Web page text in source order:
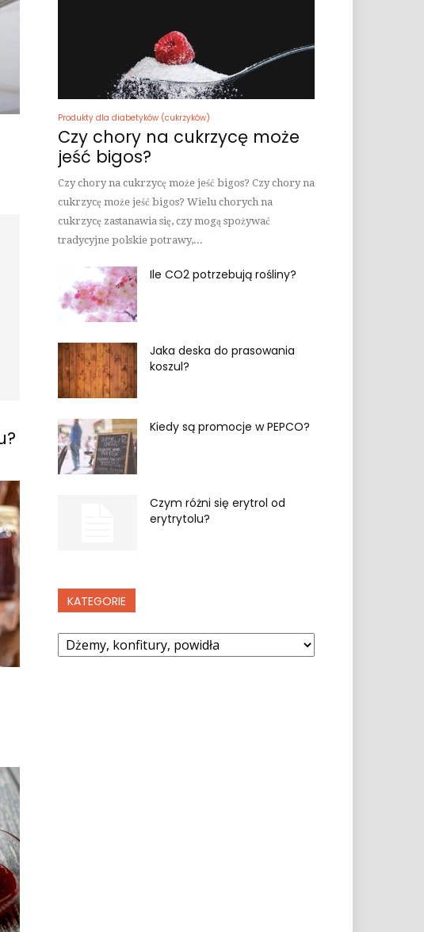
Produkty dla diabetyków (cukrzyków)
Czy chory na cukrzycę może
jeść bigos?
Czy chory na cukrzycę może jeść bigos? Czy chory na
cukrzycę może jeść bigos? Wielu chorych na
cukrzycę zastanawia się, czy mogą spożywać
tradycyjne polskie potrawy,...
Ile CO2 potrzebują rośliny?
Jaka deska do prasowania
koszul?
Kiedy są promocje w PEPCO?
Czym różni się erytrol od
erytrytolu?
KATEGORIE
Kategorie